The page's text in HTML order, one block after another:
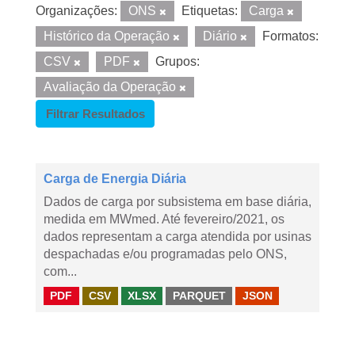
Organizações: ONS Etiquetas:
Carga
Histórico da Operação
Diário
Formatos:
CSV
PDF
Grupos:
Avaliação da Operação
Filtrar Resultados
Carga de Energia Diária
Dados de carga por subsistema em base diária,
medida em MWmed. Até fevereiro/2021, os
dados representam a carga atendida por usinas
despachadas e/ou programadas pelo ONS,
com...
PDF CSV XLSX PARQUET JSON